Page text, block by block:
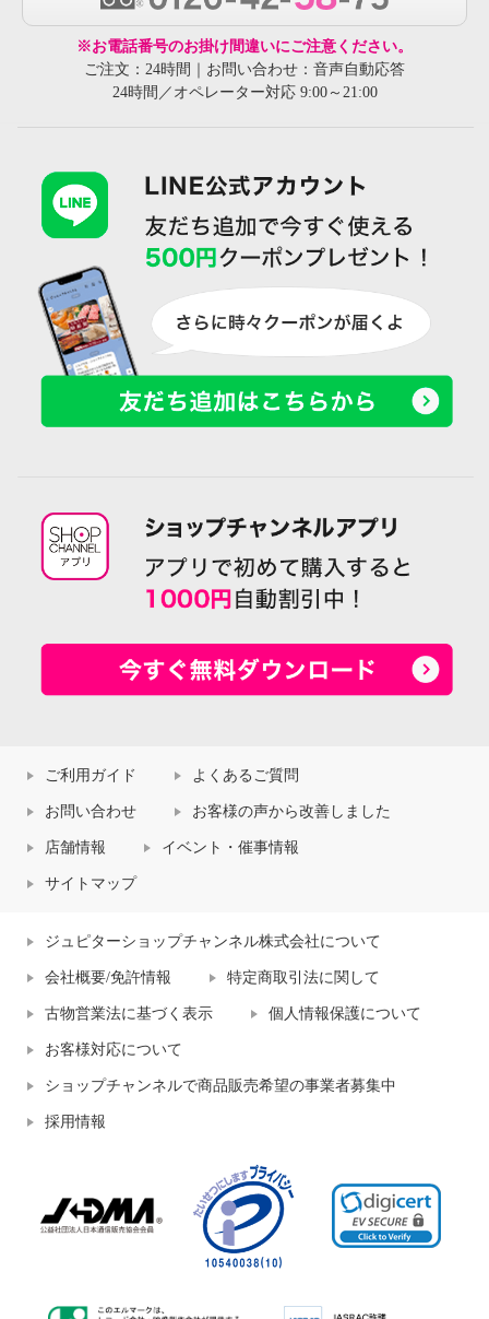
※お電話番号のお掛け間違いにご注意ください。
ご注文：24時間｜お問い合わせ：音声自動応答
24時間／オペレーター対応 9:00～21:00
ご利用ガイド よくあるご質問
お問い合わせ お客様の声から改善しました
店舗情報 イベント・催事情報
サイトマップ
ジュピターショップチャンネル株式会社について
会社概要/免許情報 特定商取引法に関して
古物営業法に基づく表示 個人情報保護について
お客様対応について
ショップチャンネルで商品販売希望の事業者募集中
採用情報